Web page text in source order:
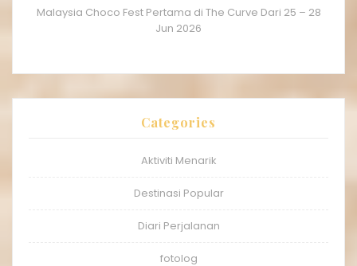
Malaysia Choco Fest Pertama di The Curve Dari 25 – 28
Jun 2026
Categories
Aktiviti Menarik
Destinasi Popular
Diari Perjalanan
fotolog